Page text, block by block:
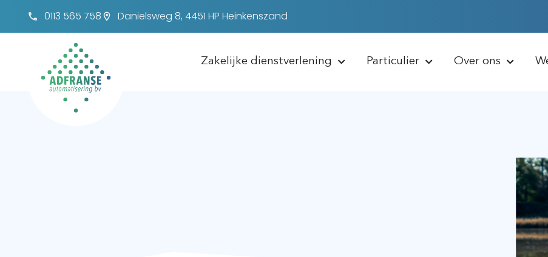
0113 565 758 Danielsweg 8, 4451 HP Heinkenszand
Zakelijke dienstverlening Particulier Over ons